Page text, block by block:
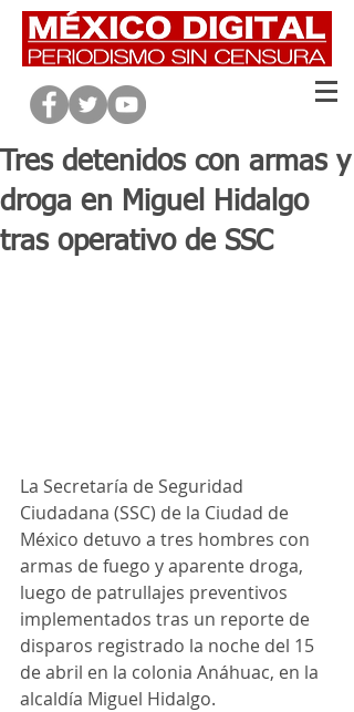
Tres detenidos con armas y
droga en Miguel Hidalgo
tras operativo de SSC
La Secretaría de Seguridad
Ciudadana (SSC) de la Ciudad de
México detuvo a tres hombres con
armas de fuego y aparente droga,
luego de patrullajes preventivos
implementados tras un reporte de
disparos registrado la noche del 15
de abril en la colonia Anáhuac, en la
alcaldía Miguel Hidalgo.